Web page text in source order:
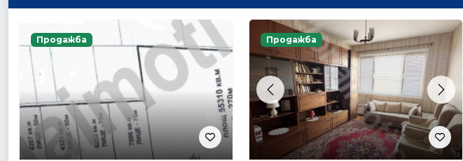
Продажба
Previous Next
Продажба